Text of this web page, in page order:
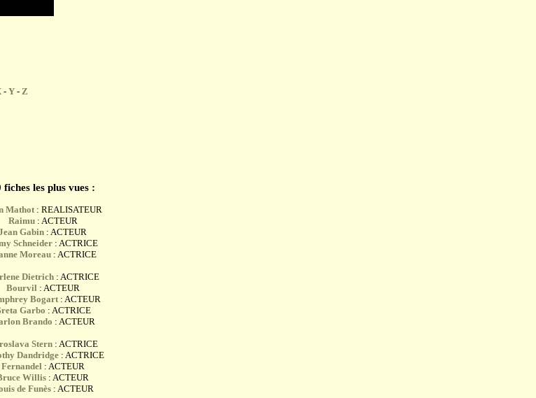
- Y - Z
fiches les plus vues :
Mathot : REALISATEUR
Raimu: ACTEUR
Gabin : ACTEUR
Schneider : ACTRICE
Moreau: ACTRICE
Dietrich : ACTRICE
Bourvil : ACTEUR
Bogart: ACTEUR
Garbo : ACTRICE
Brando : ACTEUR
Stern: ACTRICE
Dandridge: ACTRICE
Fernandel : ACTEUR
Willis : ACTEUR
de Funès: ACTEUR